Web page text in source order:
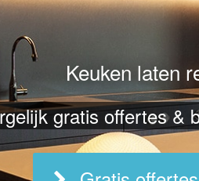
Keuken laten
gratis offertes &